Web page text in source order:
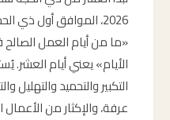
«ما من أيام العمل
الأيام» يعني أيام العشر.
التكبير والتحميد والتهليل
عرفة، والإكثار من الأعمال